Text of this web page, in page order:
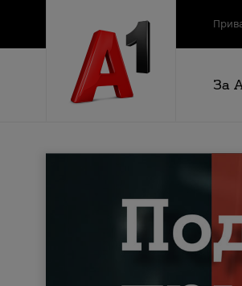
За